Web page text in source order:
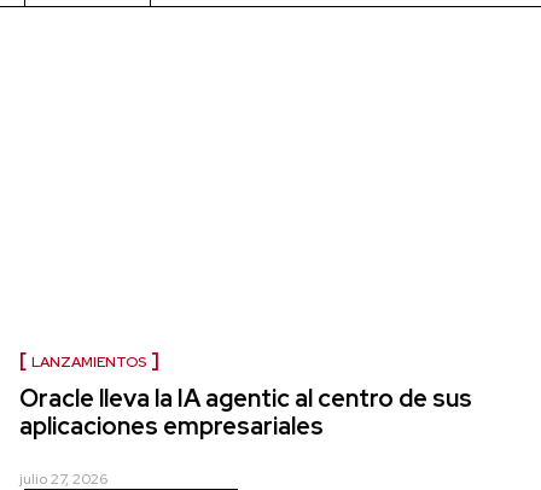
LANZAMIENTOS
Oracle lleva la IA agentic al centro de sus
aplicaciones empresariales
julio 27, 2026